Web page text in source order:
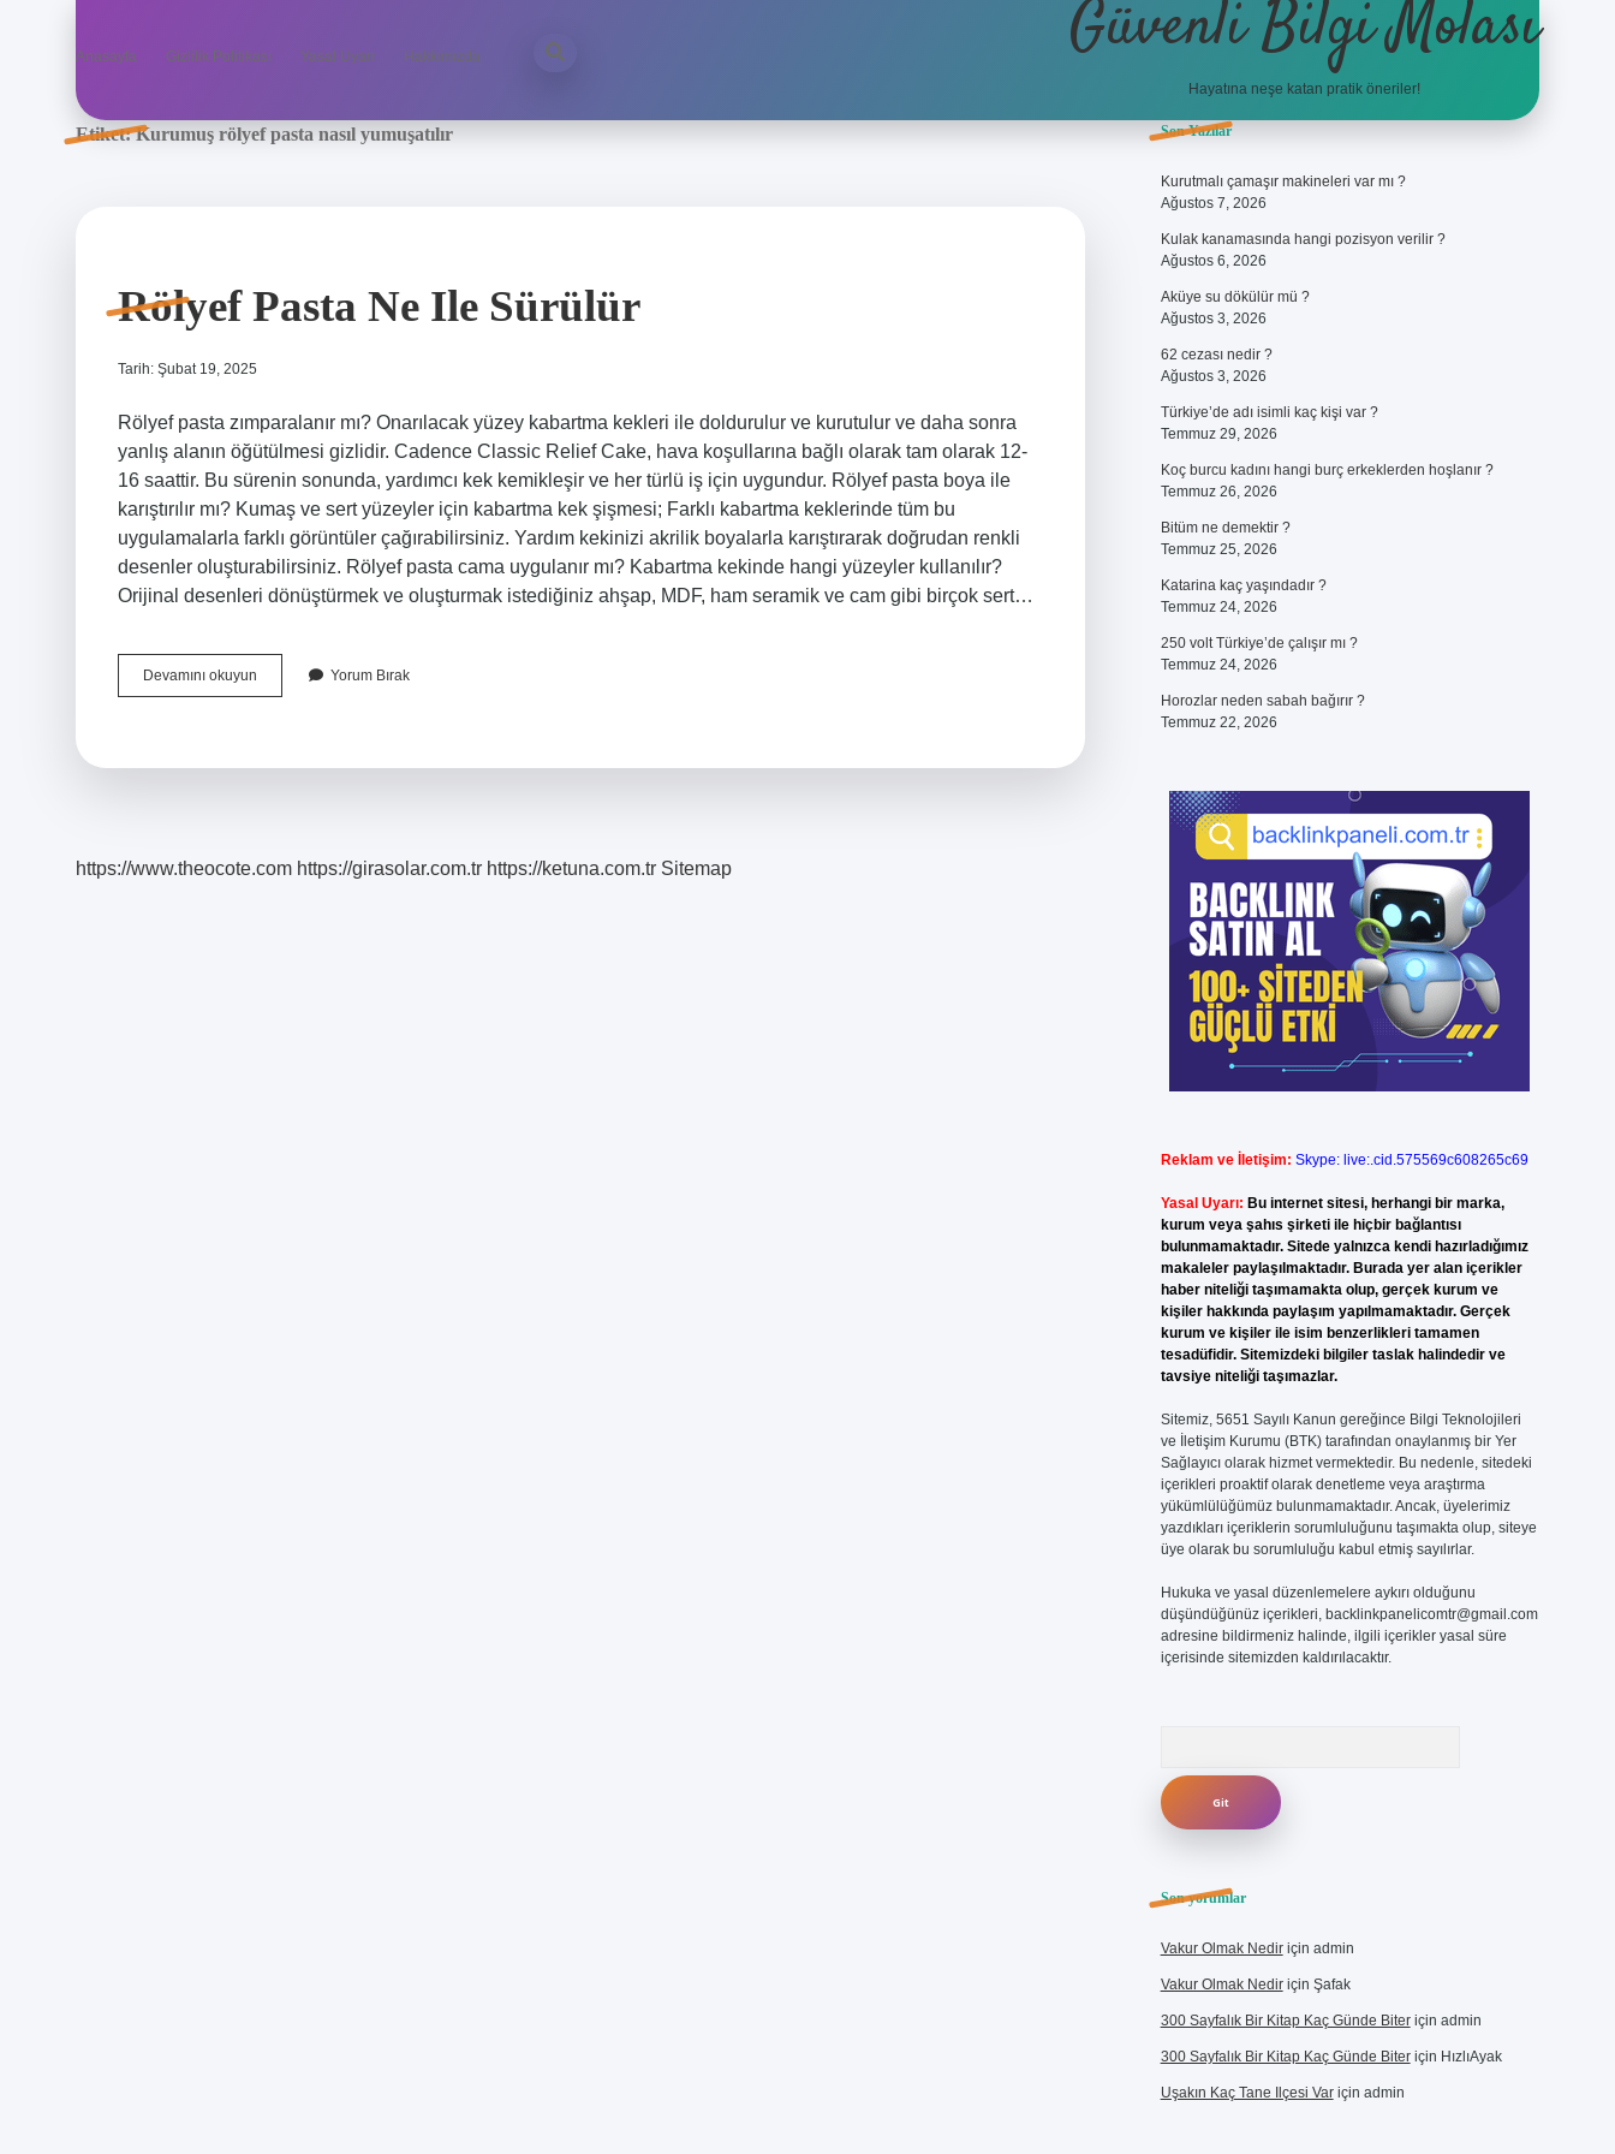
Anasayfa Gizlilik Politikası Yasal Uyarı Hakkımızda Güvenli Bilgi Molası
Hayatına neşe katan pratik öneriler!
Etiket:Kurumuş rölyef pasta nasıl yumuşatılır
Rölyef Pasta Ne Ile Sürülür
Tarih: Şubat 19, 2025
Rölyef pasta zımparalanır mı? Onarılacak yüzey kabartma kekleri ile doldurulur ve kurutulur ve daha sonra
yanlış alanın öğütülmesi gizlidir. Cadence Classic Relief Cake, hava koşullarına bağlı olarak tam olarak 12-
16 saattir. Bu sürenin sonunda, yardımcı kek kemikleşir ve her türlü iş için uygundur. Rölyef pasta boya ile
karıştırılır mı? Kumaş ve sert yüzeyler için kabartma kek şişmesi; Farklı kabartma keklerinde tüm bu
uygulamalarla farklı görüntüler çağırabilirsiniz. Yardım kekinizi akrilik boyalarla karıştırarak doğrudan renkli
desenler oluşturabilirsiniz. Rölyef pasta cama uygulanır mı? Kabartma kekinde hangi yüzeyler kullanılır?
Orijinal desenleri dönüştürmek ve oluşturmak istediğiniz ahşap, MDF, ham seramik ve cam gibi birçok sert…
Devamını okuyun
Pasta
Yorum Bırak
https://www.theocote.com https://girasolar.com.tr https://ketuna.com.tr Sitemap
Sidebar
Son Yazılar
Kurutmalı çamaşır makineleri var mı ?
Ağustos 7, 2026
Kulak kanamasında hangi pozisyon verilir ?
Ağustos 6, 2026
Aküye su dökülür mü ?
Ağustos 3, 2026
62 cezası nedir ?
Ağustos 3, 2026
Türkiye’de adı isimli kaç kişi var ?
Temmuz 29, 2026
Koç burcu kadını hangi burç erkeklerden hoşlanır ?
Temmuz 26, 2026
Bitüm ne demektir ?
Temmuz 25, 2026
Katarina kaç yaşındadır ?
Temmuz 24, 2026
250 volt Türkiye’de çalışır mı ?
Temmuz 24, 2026
Horozlar neden sabah bağırır ?
Temmuz 22, 2026
Reklam ve İletişim: Skype: live:.cid.575569c608265c69
Yasal Uyarı: Bu internet sitesi, herhangi bir marka,
kurum veya şahıs şirketi ile hiçbir bağlantısı
bulunmamaktadır. Sitede yalnızca kendi hazırladığımız
makaleler paylaşılmaktadır. Burada yer alan içerikler
haber niteliği taşımamakta olup, gerçek kurum ve
kişiler hakkında paylaşım yapılmamaktadır. Gerçek
kurum ve kişiler ile isim benzerlikleri tamamen
tesadüfidir. Sitemizdeki bilgiler taslak halindedir ve
tavsiye niteliği taşımazlar.
Sitemiz, 5651 Sayılı Kanun gereğince Bilgi Teknolojileri
ve İletişim Kurumu (BTK) tarafından onaylanmış bir Yer
Sağlayıcı olarak hizmet vermektedir. Bu nedenle, sitedeki
içerikleri proaktif olarak denetleme veya araştırma
yükümlülüğümüz bulunmamaktadır. Ancak, üyelerimiz
yazdıkları içeriklerin sorumluluğunu taşımakta olup, siteye
üye olarak bu sorumluluğu kabul etmiş sayılırlar.
Hukuka ve yasal düzenlemelere aykırı olduğunu
düşündüğünüz içerikleri, backlinkpanelicomtr@gmail.com
adresine bildirmeniz halinde, ilgili içerikler yasal süre
içerisinde sitemizden kaldırılacaktır.
Son yorumlar
Vakur Olmak Nediriçin admin
Vakur Olmak Nediriçin Şafak
300 Sayfalık Bir Kitap Kaç Günde Biteriçin admin
300 Sayfalık Bir Kitap Kaç Günde Biteriçin HızlıAyak
Uşakın Kaç Tane Ilçesi Variçin admin
betcipiabellacasino sitesi